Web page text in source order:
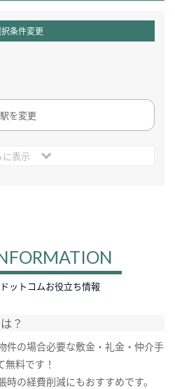
条件変更
駅を変更
に表示
ットコムお役立ち情報
？
件の場合必要な敷金・礼金・仲介手
無料です！
時の経費削減にもおすすめです。